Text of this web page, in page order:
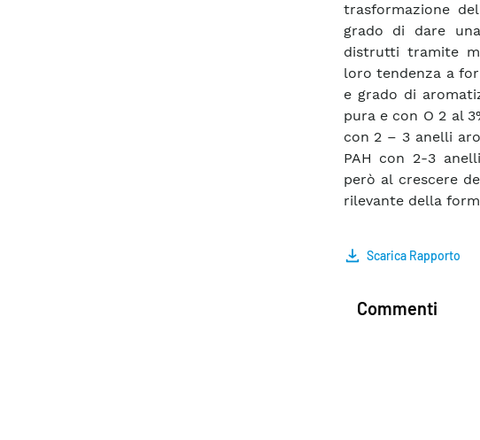
trasformazione
grado di dare
distrutti tramite
loro tendenza a
e grado di
pura e con O 2 al
con 2 – 3 anelli
PAH con 2-3
però al crescere
rilevante della
Scarica Rapporto
Commenti